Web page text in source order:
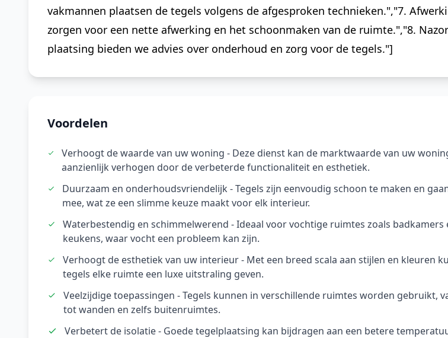
vakmannen plaatsen de tegels volgens de afgesproken technieken.","7.
zorgen voor een nette afwerking en het schoonmaken van de ruimte.","8.
plaatsing bieden we advies over onderhoud en zorg voor de tegels."]
Voordelen
Verhoogt de waarde van uw woning - Deze dienst kan de marktwaarde van uw
aanzienlijk verhogen door de verbeterde functionaliteit en esthetiek.
Duurzaam en onderhoudsvriendelijk - Tegels zijn eenvoudig schoon te maken en
mee, wat ze een slimme keuze maakt voor elk interieur.
Waterbestendig en schimmelwerend - Ideaal voor vochtige ruimtes zoals badkamers
keukens, waar vocht een probleem kan zijn.
Verhoogt de esthetiek van uw interieur - Met een breed scala aan stijlen en kleuren
tegels elke ruimte een luxe uitstraling geven.
Veelzijdige toepassingen - Tegels kunnen in verschillende ruimtes worden gebruikt,
tot wanden en zelfs buitenruimtes.
Verbetert de isolatie - Goede tegelplaatsing kan bijdragen aan een betere